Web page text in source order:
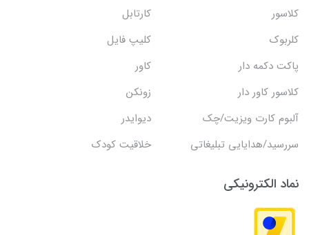
کلاسور
کارتابل
کلربوک
کلیپ فایل
پاکت دکمه دار
کاور
کلاسور کاور دار
زونکن
آلبوم کارت ویزیت/چک
دیوایدر
سررسید/هدایایی تبلیغاتی
خلاقیت کودک
نماد الکترونیکی